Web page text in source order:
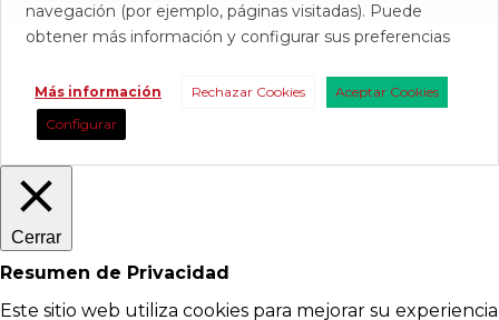
navegación (por ejemplo, páginas visitadas). Puede
obtener más información y configurar sus preferencias
Más información Rechazar Cookies
Aceptar Cookies
Configurar
Cerrar
Resumen de Privacidad
Este sitio web utiliza cookies para mejorar su experiencia